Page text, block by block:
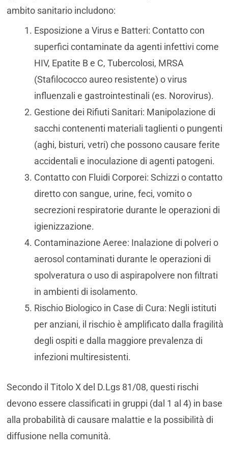
ambito sanitario includono:
Esposizione a Virus e Batteri: Contatto con
superfici contaminate da agenti infettivi come
HIV, Epatite B e C, Tubercolosi, MRSA
(Stafilococco aureo resistente) o virus
influenzali e gastrointestinali (es. Norovirus).
Gestione dei Rifiuti Sanitari: Manipolazione di
sacchi contenenti materiali taglienti o pungenti
(aghi, bisturi, vetri) che possono causare ferite
accidentali e inoculazione di agenti patogeni.
Contatto con Fluidi Corporei: Schizzi o contatto
diretto con sangue, urine, feci, vomito o
secrezioni respiratorie durante le operazioni di
igienizzazione.
Contaminazione Aeree: Inalazione di polveri o
aerosol contaminati durante le operazioni di
spolveratura o uso di aspirapolvere non filtrati
in ambienti di isolamento.
Rischio Biologico in Case di Cura: Negli istituti
per anziani, il rischio è amplificato dalla fragilità
degli ospiti e dalla maggiore prevalenza di
infezioni multiresistenti.
Secondo il Titolo X del D.Lgs 81/08, questi rischi
devono essere classificati in gruppi (dal 1 al 4) in base
alla probabilità di causare malattie e la possibilità di
diffusione nella comunità.